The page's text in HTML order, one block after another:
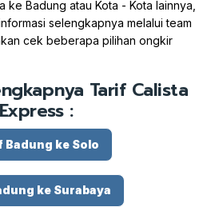
Badung atau Kota - Kota lainnya,
selengkapnya melalui team
cek beberapa pilihan ongkir
Tarif Calista
Express :
Badung ke Solo
ke Surabaya